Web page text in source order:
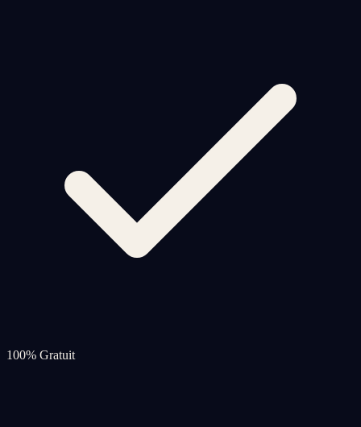
100% Gratuit